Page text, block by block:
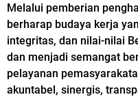
Melalui pemberian
berharap budaya kerja
integritas, dan nilai-nilai
dan menjadi semangat
pelayanan
akuntabel, sinergis,